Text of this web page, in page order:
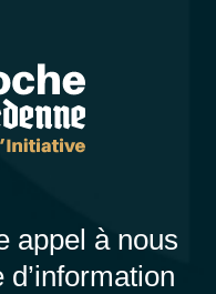
appel à nous